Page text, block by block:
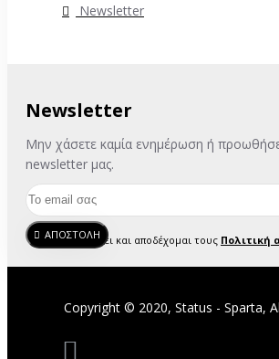
Newsletter
Newsletter
Μην χάσετε καμία ενημέρωση ή
newsletter μας.
ΑΠΟΣΤΟΛΗ
Έχω διαβάσει και αποδέχομαι τους Πολιτική
Copyright © 2020, Status - Sparta,